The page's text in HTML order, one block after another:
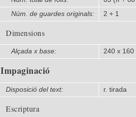
Núm. de guardes originals:
2 + 1
Dimensions
Alçada x base: 240 x 160
Impaginació
Disposició del text: r. tirada
Escriptura